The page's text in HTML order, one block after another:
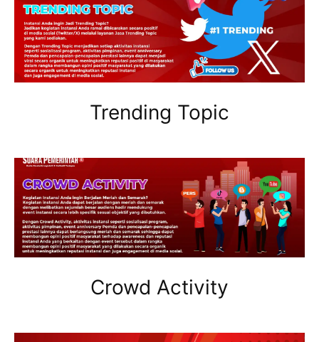
Trending Topic
Crowd Activity